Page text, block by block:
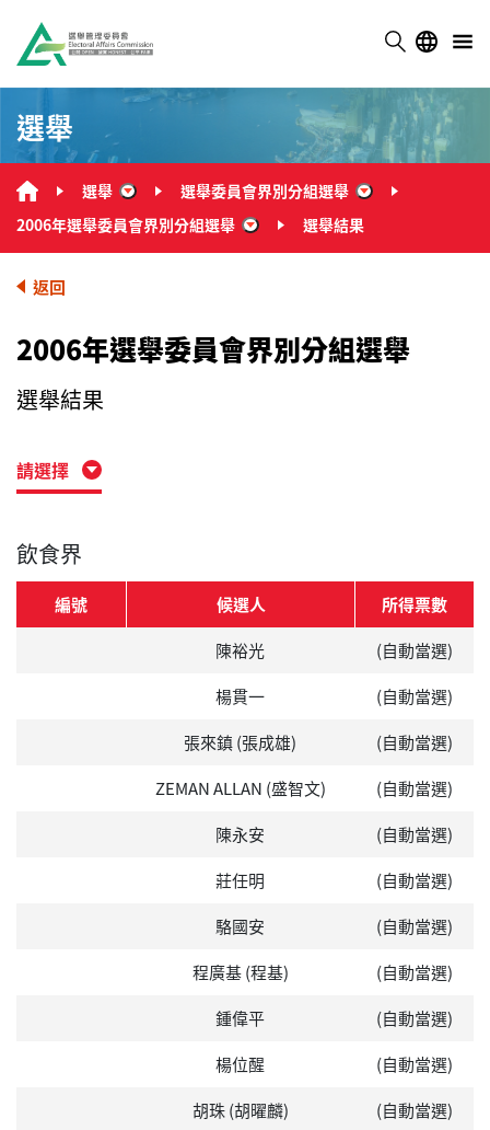
選舉
選舉 “選舉”選舉委員會界別分組選舉
“選舉委員會界
2006年選舉委員會界別分組選舉
“2006年選舉委員會界別分組選
選舉結果
返回
2006年選舉委員會界別分組選舉
選舉結果
請選擇
飲食界
編號 候選人
所得票數
陳裕光
(自動當選)
楊貫一
(自動當選)
張來鎮 (張成雄)
(自動當選)
ZEMAN ALLAN (盛智文)
(自動當選)
陳永安
(自動當選)
莊任明
(自動當選)
駱國安
(自動當選)
程廣基 (程基)
(自動當選)
鍾偉平
(自動當選)
楊位醒
(自動當選)
胡珠 (胡曜麟)
(自動當選)